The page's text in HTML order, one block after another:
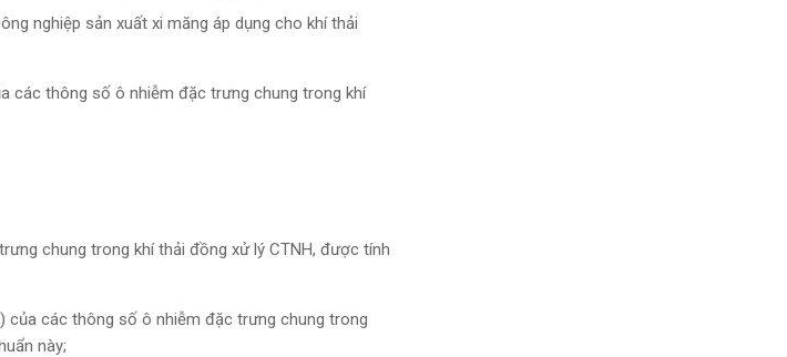
nghiệp sản xuất xi măng áp dụng cho khí thải
các thông số ô nhiễm đặc trưng chung trong khí
chung trong khí thải đồng xử lý CTNH, được tính
các thông số ô nhiễm đặc trưng chung trong
này;